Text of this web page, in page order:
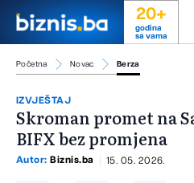
20+
godina
sa vama
Početna Novac Berza
IZVJEŠTAJ
Skroman promet na
BIFX bez promjena
Autor: Biznis.ba 15. 05. 2026.